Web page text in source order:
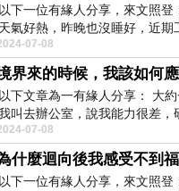
以下一位有緣人分享，來文照登
天氣好熱，昨晚也沒睡好，近期
，不...
07-08
界來的時候，我該如何
以下文章為一有緣人分享： 大
叫去辦公室，說我能力很差，
... 07-08
什麼迴向後我感受不到
以下一位有緣人分享，來文照登